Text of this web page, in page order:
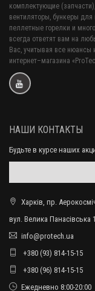
комплектующие
вентиляторы, бункеры для
пеллетные горелки и
всегда ответят вам на
Вас, учитывая все
интернет–магазина
НАШИ КОНТАКТЫ
Будьте в курсе наших
Харків, пр.
вул. Велика Панасівська
info@protech.ua
+380 (93) 814-15-15
+380 (96) 814-15-15
Ежедневно 8:00-20:00